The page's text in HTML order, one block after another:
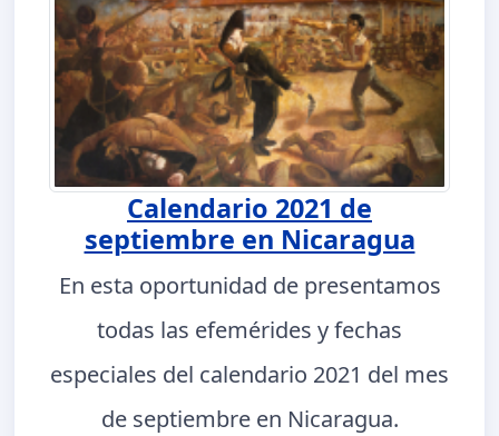
Calendario 2021 de
septiembre en Nicaragua
En esta oportunidad de presentamos
todas las efemérides y fechas
especiales del calendario 2021 del mes
de septiembre en Nicaragua.